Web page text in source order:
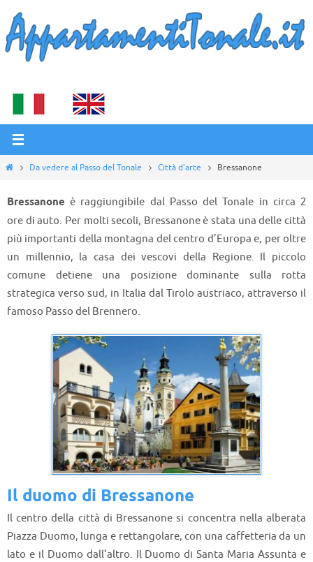
Salta
contenuto
HomeDa vedere al Passo del Tonale Città d’arte Bressanone
Bressanone è raggiungibile dal Passo del Tonale in circa 2
ore di auto. Per molti secoli, Bressanone è stata una delle città
più importanti della montagna del centro d’Europa e, per oltre
un millennio, la casa dei vescovi della Regione. Il piccolo
comune detiene una posizione dominante sulla rotta
strategica verso sud, in Italia dal Tirolo austriaco, attraverso il
famoso Passo del Brennero.
Il duomo di Bressanone
Il centro della città di Bressanone si concentra nella alberata
Piazza Duomo, lunga e rettangolare, con una caffetteria da un
lato e il Duomo dall’altro. Il Duomo di Santa Maria Assunta e